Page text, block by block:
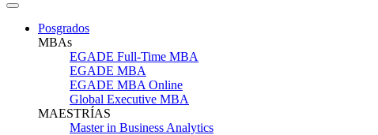
Posgrados
MBAs
EGADE Full-Time MBA
EGADE MBA
EGADE MBA Online
Global Executive MBA
MAESTRÍAS
Master in Business Analytics